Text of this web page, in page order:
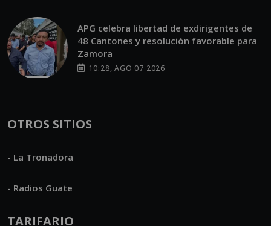
APG celebra libertad de exdirigentes de
48 Cantones y resolución favorable para
Zamora
10:28, AGO 07 2026
OTROS SITIOS
- La Tronadora
- Radios Guate
TARIFARIO